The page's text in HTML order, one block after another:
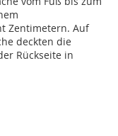
Zentimetern. Auf
deckten die
Rückseite in